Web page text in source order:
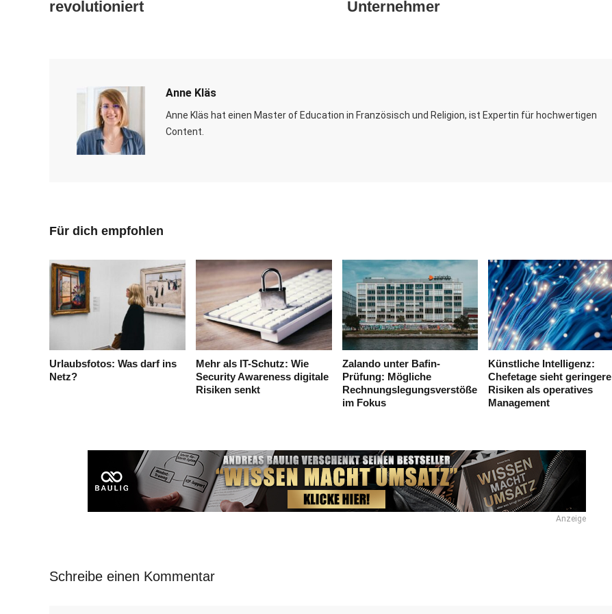
revolutioniert Unternehmer
Anne Kläs
Anne Kläs hat einen Master of Education in Französisch und Religion, ist Expertin für hochwertigen
Content.
Für dich empfohlen
Urlaubsfotos: Was darf ins
Netz?
Mehr als IT-Schutz: Wie
Security Awareness digitale
Risiken senkt
Zalando unter Bafin-
Prüfung: Mögliche
Rechnungslegungsverstöße
im Fokus
Künstliche Intelligenz:
Chefetage sieht geringere
Risiken als operatives
Management
Anzeige
Schreibe einen Kommentar